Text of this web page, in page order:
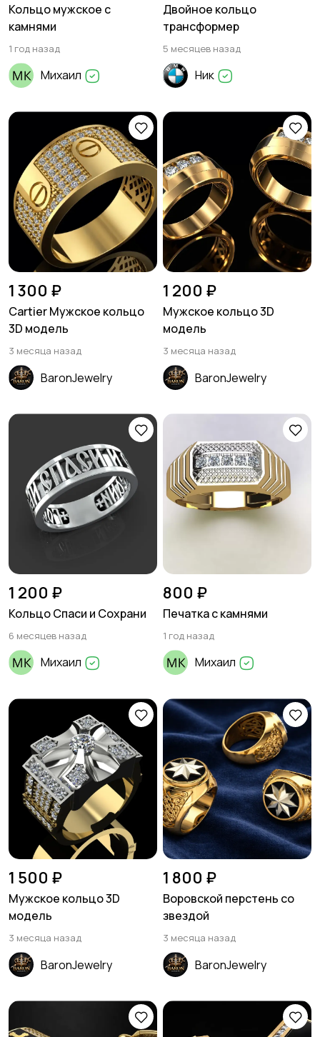
Кольцо мужское с
камнями
1 год назад
Михаил
Двойное кольцо
трансформер
5 месяцев назад
Ник
1 300 ₽
Cartier Мужское кольцо
3D модель
3 месяца назад
BaronJewelry
1 200 ₽
Мужское кольцо 3D
модель
3 месяца назад
BaronJewelry
1 200 ₽
Кольцо Спаси и Сохрани
6 месяцев назад
Михаил
800 ₽
Печатка с камнями
1 год назад
Михаил
1 500 ₽
Мужское кольцо 3D
модель
3 месяца назад
BaronJewelry
1 800 ₽
Воровской перстень со
звездой
3 месяца назад
BaronJewelry